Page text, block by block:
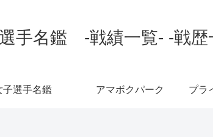
手名鑑 -戦績一覧- -戦歴
子選手名鑑 アマボクパーク プラ